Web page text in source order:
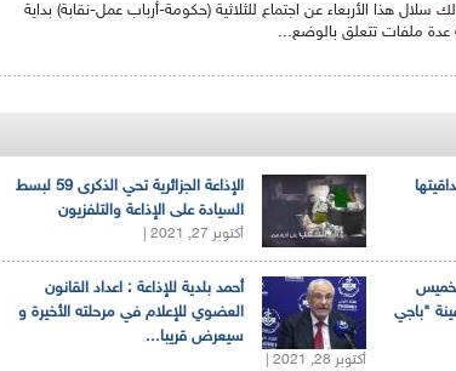
سلال هذا الأربعاء عن اجتماع للثلاثية (حكومة-أرباب عمل-نقابة) بداية
عدة ملفات تتعلق بالوضع...
الإذاعة الجزائرية تحي الذكرى 59 لبسط
السيادة على الإذاعة والتلفزيون
أكتوبر 27, 2021 |
أحمد بلدية للإذاعة : اعداد القانون
العضوي للإعلام في مرحلته الأخيرة و
سيعرض قريبا...
أكتوبر 28, 2021 |
"باجي